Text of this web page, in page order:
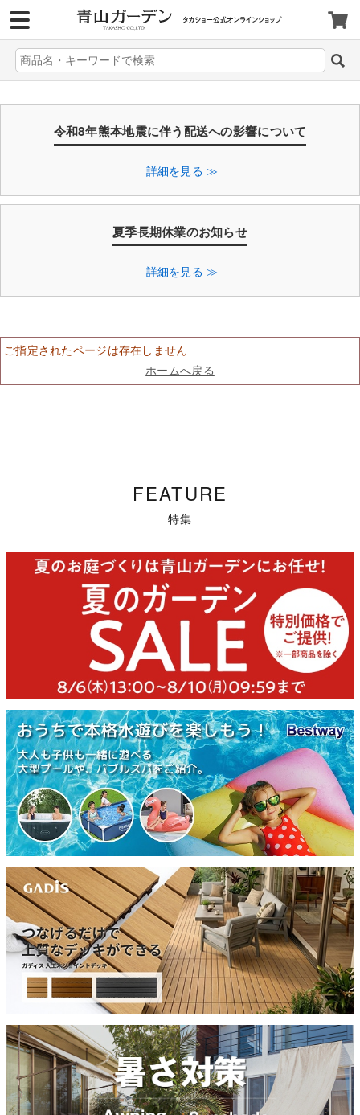
令和8年熊本地震に伴う配送への影響について
詳細を見る ≫
夏季長期休業のお知らせ
詳細を見る ≫
ご指定されたページは存在しません
ホームへ戻る
FEATURE
特集